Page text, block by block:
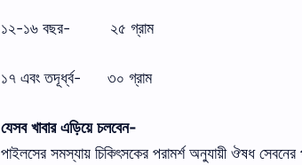
১২-১৬ বছর- ২৫ গ্রাম
১৭ এবং তদূর্ধ্ব- ৩০ গ্রাম
যেসব খাবার এড়িয়ে চলবেন-
পাইলসের সমস্যায় চিকিৎসকের পরামর্শ অনুযায়ী ঔষধ সেবনের